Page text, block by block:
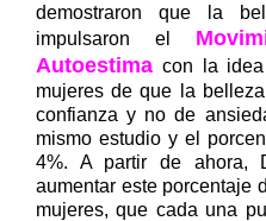
demostraron que la
impulsaron el
Autoestimacon la
mujeres de que la
confianza y no de
mismo estudio y el
4%. A partir de ahora,
aumentar este porcentaje
mujeres, que cada una